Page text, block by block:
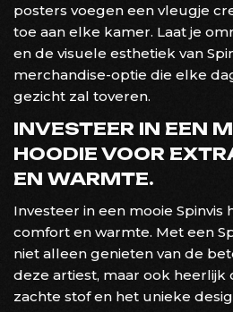
posters voegen een vleugje
toe aan elke kamer. Laat je
en de visuele esthetiek van
merchandise-optie die elke
gezicht zal toveren.
INVESTEER IN EEN
HOODIE VOOR
EN WARMTE.
Investeer in een mooie Spinvis
comfort en warmte. Met een
niet alleen genieten van de
deze artiest, maar ook heerlijk
zachte stof en het unieke